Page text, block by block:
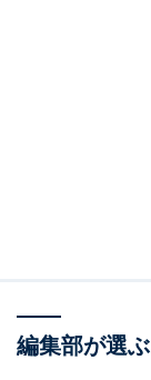
富士の星空 エフジェ
編集部が選